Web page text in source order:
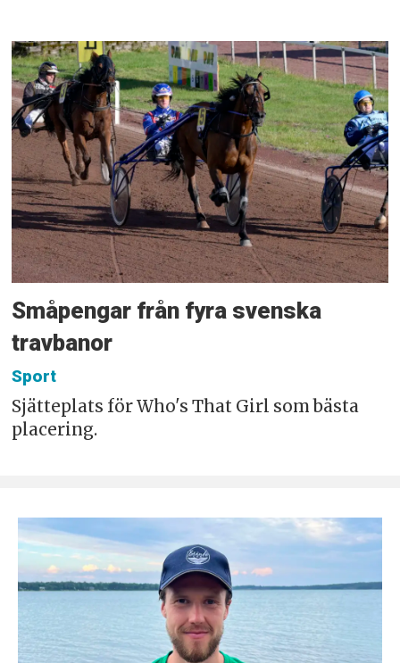
Småpengar från fyra svenska
travbanor
Sport
Sjätteplats för Who's That Girl som bästa
placering.